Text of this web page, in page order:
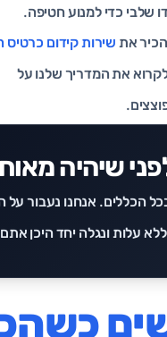
שלבי כדי למנוע חטיפה.
את שירות קידום כרטיס
את המדריך שלנו על
שיהיה
הכללים. אנחנו נעבור על
ללא עלות ונגלה יחד היכן